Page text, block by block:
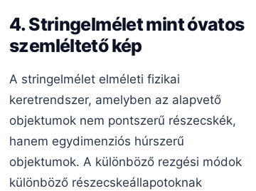
4. Stringelmélet mint óvatos
szemléltető kép
A stringelmélet elméleti fizikai
keretrendszer, amelyben az alapvető
objektumok nem pontszerű részecskék,
hanem egydimenziós húrszerű
objektumok. A különböző rezgési módok
különböző részecskeállapotoknak